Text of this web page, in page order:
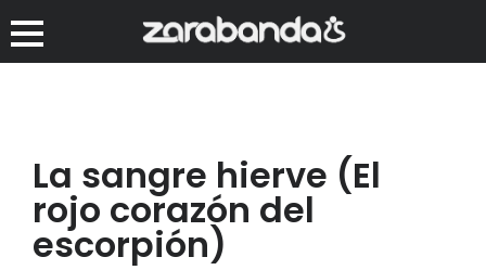
La sangre hierve (El
rojo corazón del
escorpión)